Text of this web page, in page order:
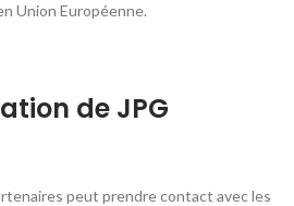
Union Européenne.
de JPG
peut prendre contact avec les